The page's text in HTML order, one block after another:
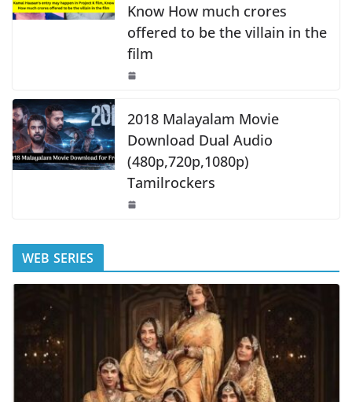
Know How much crores
offered to be the villain in the
film
2018 Malayalam Movie
Download Dual Audio
(480p,720p,1080p)
Tamilrockers
WEB SERIES